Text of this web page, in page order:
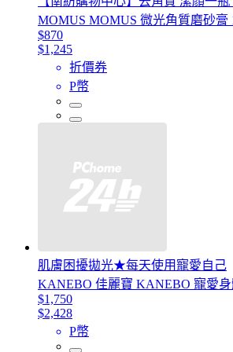
MOMUS MOMUS 微光角質磨砂膏
$870
$1,245
折價券
P幣
肌膚困擾拋光★每天使用寵愛自己
KANEBO 佳麗寶 KANEBO 寵愛
$1,750
$2,428
P幣